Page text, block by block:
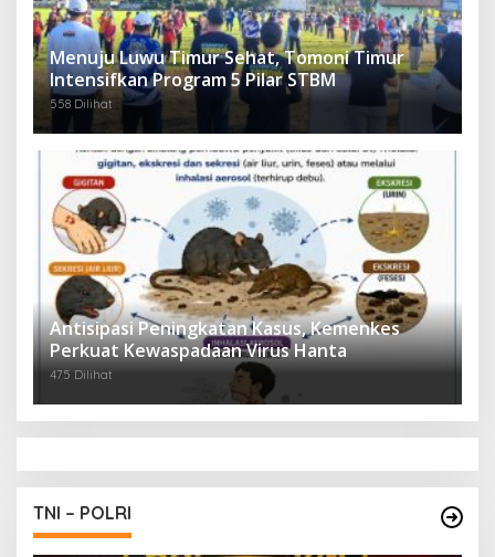
Menuju Luwu Timur Sehat, Tomoni Timur
Intensifkan Program 5 Pilar STBM
558 Dilihat
Antisipasi Peningkatan Kasus, Kemenkes
Perkuat Kewaspadaan Virus Hanta
475 Dilihat
TNI – POLRI